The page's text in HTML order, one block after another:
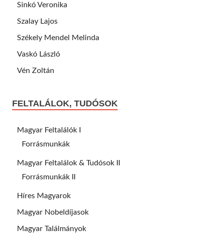
Sinkó Veronika
Szalay Lajos
Székely Mendel Melinda
Vaskó László
Vén Zoltán
FELTALÁLOK, TUDÓSOK
Magyar Feltalálók I
Forrásmunkák
Magyar Feltalálok & Tudósok II
Forrásmunkák II
Híres Magyarok
Magyar Nobeldíjasok
Magyar Találmányok